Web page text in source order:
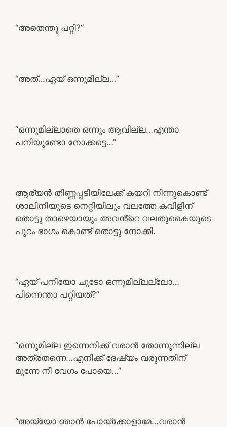
“അതെന്തു പറ്റി?”
“അത്…ഏയ് ഒന്നുമില്ല…”
“ഒന്നുമില്ലാതെ ഒന്നും ആവില്ല…എന്താ
പനിയുണ്ടോ നോക്കട്ടെ…”
ആര്യൻ തിണ്ണപ്പടിയിലേക്ക് കയറി നിന്നുകൊണ്ട്
ശാലിനിയുടെ നെറ്റിയിലും വലത്തേ കവിളിന്
തൊട്ടു താഴെയായും അവൻ്റെ വലതുകൈയുടെ
പുറം ഭാഗം കൊണ്ട് തൊട്ടു നോക്കി.
“ഏയ് പനിയോ ചൂടോ ഒന്നുമില്ലല്ലോ…
പിന്നെന്താ പറ്റിയത്?”
“ഒന്നുമില്ല ഇന്നെനിക്ക് വരാൻ തോന്നുന്നില്ല
അത്രതന്നെ…എനിക്ക് ദേഷ്യം വരുന്നതിന്
മുന്നേ നീ വേഗം പോയെ…”
“അയ്യോ ഞാൻ പോയ്ക്കോളാമേ…വരാൻ